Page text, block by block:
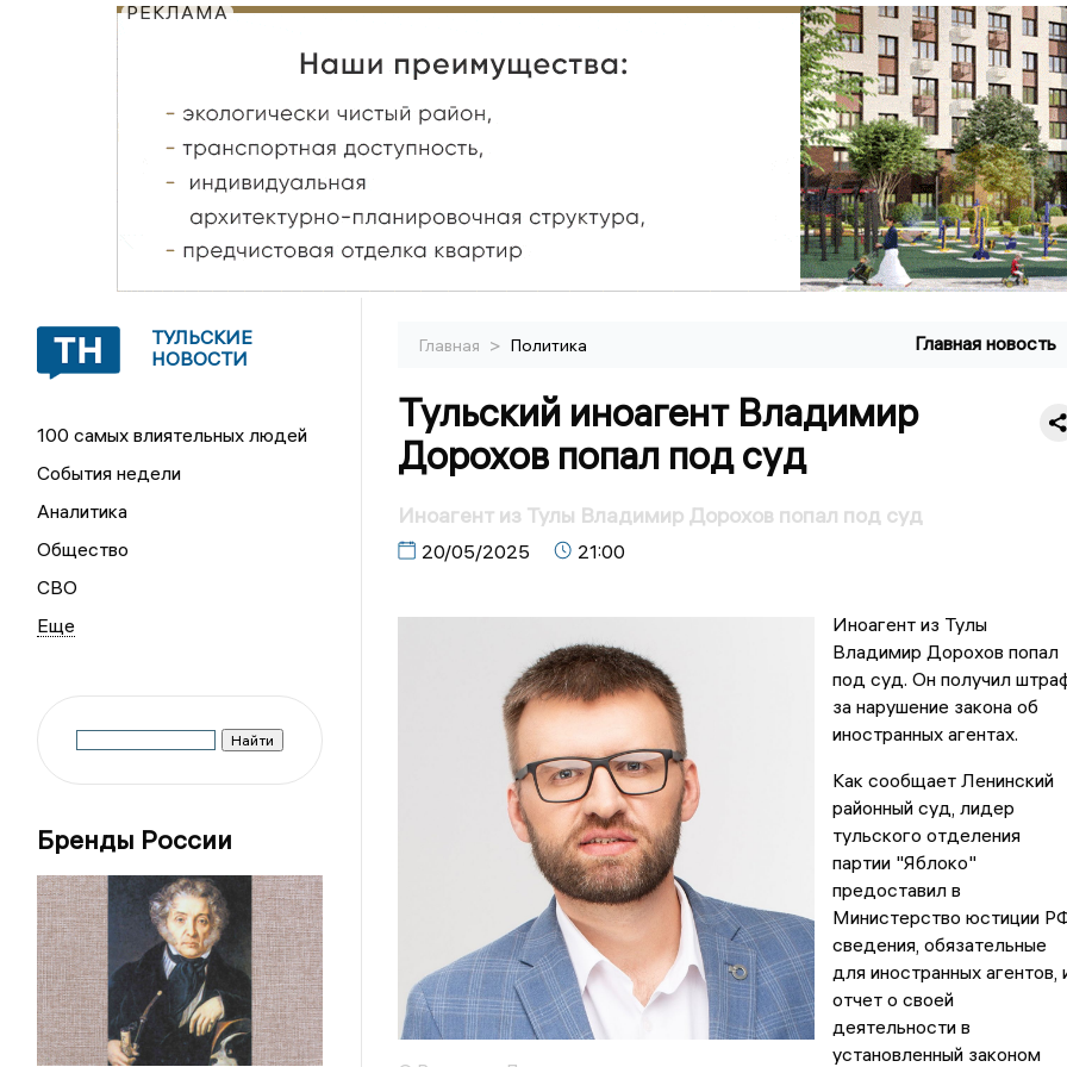
РЕКЛАМА
ТУЛЬСКИЕ
НОВОСТИ
100 самых влиятельных людей
События недели
Аналитика
Общество
СВО
Бренды России
Главная > Политика Главная новость
Тульский иноагент Владимир
Дорохов попал под суд
Иноагент из Тулы Владимир Дорохов попал под суд
20/05/2025 21:00
Иноагент из Тулы
Владимир Дорохов попал
под суд. Он получил
за нарушение закона об
иностранных агентах.
Как сообщает Ленинский
районный суд, лидер
тульского отделения
партии "Яблоко"
предоставил в
Министерство юстиции
сведения, обязательные
для иностранных агентов,
отчет о своей
деятельности в
установленный законом